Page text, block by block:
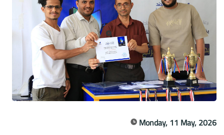
Monday, 11 May, 2026